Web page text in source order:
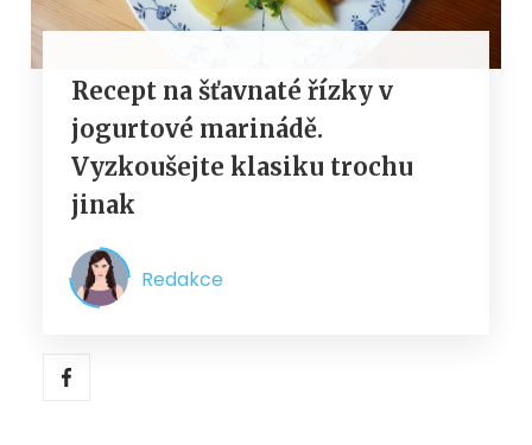
Recept na šťavnaté řízky v
jogurtové marinádě.
Vyzkoušejte klasiku trochu
jinak
Redakce